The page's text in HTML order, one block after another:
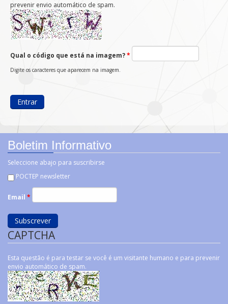
prevenir envio automático de spam.
Qual o código que está na imagem?*
Digite os caracteres que aparecem na imagem.
Boletim Informativo
Seleccione abajo para suscribirse
POCTEP newsletter
Email *
CAPTCHA
Esta questão é para testar se você é um visitante humano e para prevenir
envio automático de spam.